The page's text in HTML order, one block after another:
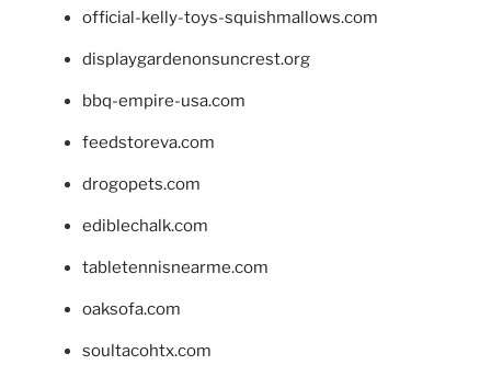
official-kelly-toys-squishmallows.com
displaygardenonsuncrest.org
bbq-empire-usa.com
feedstoreva.com
drogopets.com
ediblechalk.com
tabletennisnearme.com
oaksofa.com
soultacohtx.com